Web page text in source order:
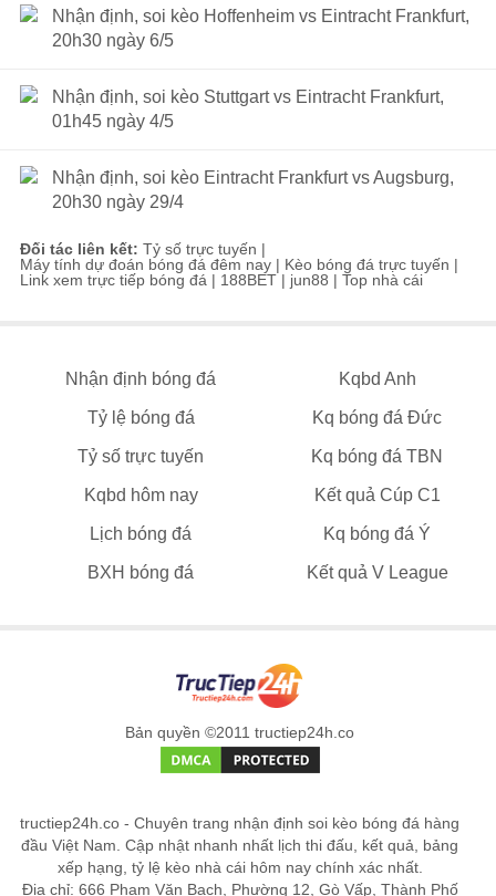
Nhận định, soi kèo Hoffenheim vs Eintracht Frankfurt,
20h30 ngày 6/5
Nhận định, soi kèo Stuttgart vs Eintracht Frankfurt,
01h45 ngày 4/5
Nhận định, soi kèo Eintracht Frankfurt vs Augsburg,
20h30 ngày 29/4
Đối tác liên kết: Tỷ số trực tuyến |
Máy tính dự đoán bóng đá đêm nay | Kèo bóng đá trực tuyến |
Link xem trực tiếp bóng đá | 188BET | jun88 | Top nhà cái
Nhận định bóng đá Kqbd Anh
Tỷ lệ bóng đá Kq bóng đá Đức
Tỷ số trực tuyến Kq bóng đá TBN
Kqbd hôm nay Kết quả Cúp C1
Lịch bóng đá Kq bóng đá Ý
BXH bóng đá Kết quả V League
Bản quyền ©2011 tructiep24h.co
tructiep24h.co - Chuyên trang nhận định soi kèo bóng đá hàng
đầu Việt Nam. Cập nhật nhanh nhất lịch thi đấu, kết quả, bảng
xếp hạng, tỷ lệ kèo nhà cái hôm nay chính xác nhất.
Địa chỉ: 666 Phạm Văn Bạch, Phường 12, Gò Vấp, Thành Phố